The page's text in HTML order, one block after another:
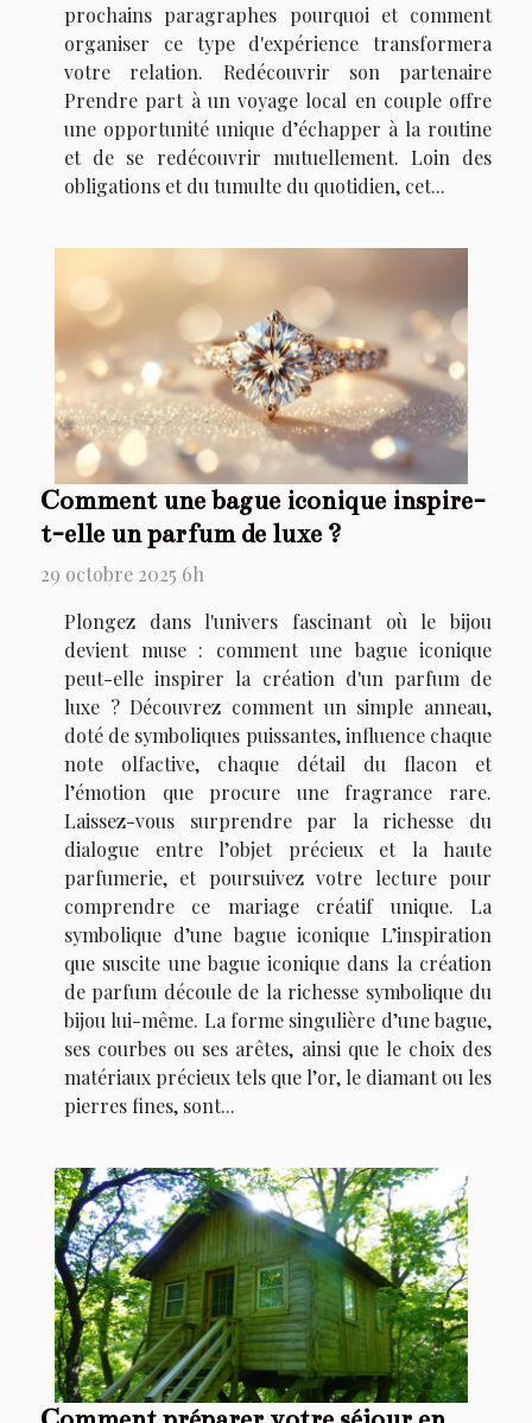
prochains paragraphes pourquoi et comment
organiser ce type d'expérience transformera
votre relation. Redécouvrir son partenaire
Prendre part à un voyage local en couple offre
une opportunité unique d’échapper à la routine
et de se redécouvrir mutuellement. Loin des
obligations et du tumulte du quotidien, cet...
Comment une bague iconique inspire-
t-elle un parfum de luxe ?
29 octobre 2025 6h
Plongez dans l'univers fascinant où le bijou
devient muse : comment une bague iconique
peut-elle inspirer la création d'un parfum de
luxe ? Découvrez comment un simple anneau,
doté de symboliques puissantes, influence chaque
note olfactive, chaque détail du flacon et
l’émotion que procure une fragrance rare.
Laissez-vous surprendre par la richesse du
dialogue entre l’objet précieux et la haute
parfumerie, et poursuivez votre lecture pour
comprendre ce mariage créatif unique. La
symbolique d’une bague iconique L’inspiration
que suscite une bague iconique dans la création
de parfum découle de la richesse symbolique du
bijou lui-même. La forme singulière d’une bague,
ses courbes ou ses arêtes, ainsi que le choix des
matériaux précieux tels que l’or, le diamant ou les
pierres fines, sont...